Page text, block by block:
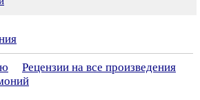
Рецензии на все произведения